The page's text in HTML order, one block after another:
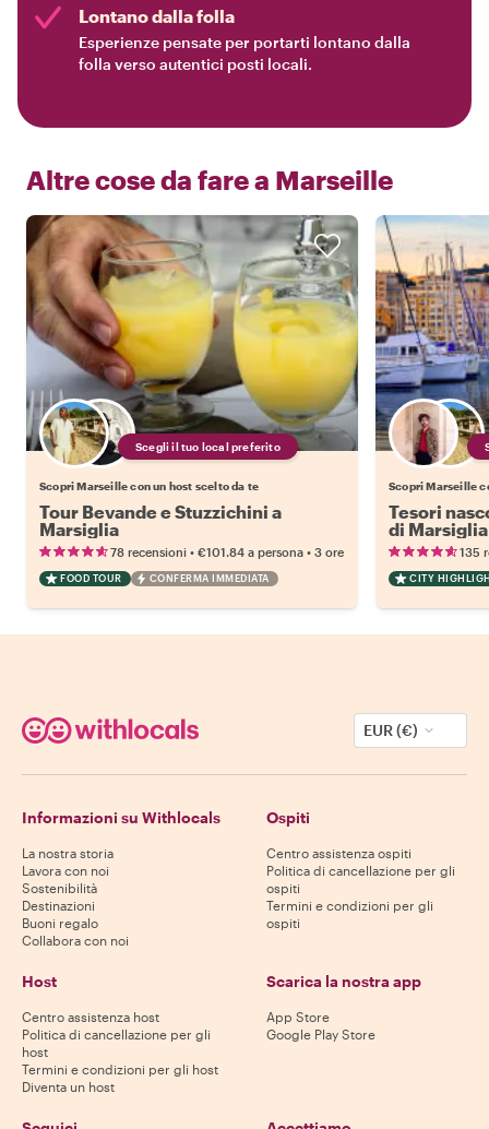
Lontano dalla folla
Esperienze pensate per portarti lontano dalla
folla verso autentici posti locali.
Altre cose da fare a Marseille
Scegli il tuo local preferito
Scopri Marseille con un host scelto da te
Tour Bevande e Stuzzichini a
Marsiglia
78 recensioni • €101.84 a persona • 3 ore
FOOD TOUR CONFERMA IMMEDIATA
Scopri Marseille
Tesori
di Marsiglia
135
CITY
EUR (€)
Informazioni su Withlocals
La nostra storia
Lavora con noi
Sostenibilità
Destinazioni
Buoni regalo
Collabora con noi
Ospiti
Centro assistenza ospiti
Politica di cancellazione per gli
ospiti
Termini e condizioni per gli
ospiti
Host
Centro assistenza host
Politica di cancellazione per gli
host
Termini e condizioni per gli host
Diventa un host
Scarica la nostra app
App Store
Google Play Store